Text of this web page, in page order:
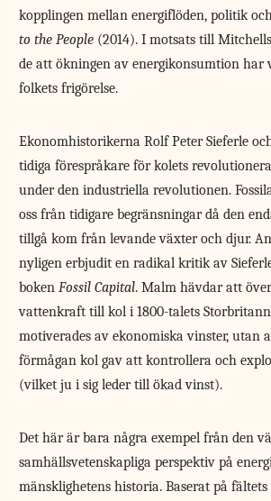
kopplingen mellan energiflöden, politik
to the People (2014). I motsats till
de att ökningen av energikonsumtion
folkets frigörelse.
Ekonomhistorikerna Rolf Peter Sieferle
tidiga förespråkare för kolets
under den industriella revolutionen.
oss från tidigare begränsningar då den
tillgå kom från levande växter och djur.
nyligen erbjudit en radikal kritik av
bokenFossil Capital. Malm hävdar att
vattenkraft till kol i 1800-talets
motiverades av ekonomiska vinster, utan
förmågan kol gav att kontrollera och
(vilket ju i sig leder till ökad vinst).
Det här är bara några exempel från den
samhällsvetenskapliga perspektiv på
mänsklighetens historia. Baserat på